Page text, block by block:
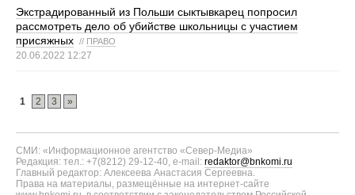
Экстрадированный из Польши сыктывкарец попросил
рассмотреть дело об убийстве школьницы с участием
присяжных // ПРАВО
20.06.2022 12:27
1 2 3 »
СМИ: «Информационное агентство «Север-Медиа»
Редакция: тел.: +7(8212) 29-12-40, e-mail: redaktor@bnkomi.ru
Главный редактор: Алексеева Анастасия Сергеевна.
Права на материалы, размещённые на интернет-сайте